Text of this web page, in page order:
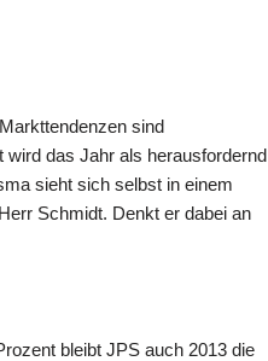
sind
das Jahr als herausfordernd
sieht sich selbst in einem
Schmidt. Denkt er dabei an
bleibt JPS auch 2013 die